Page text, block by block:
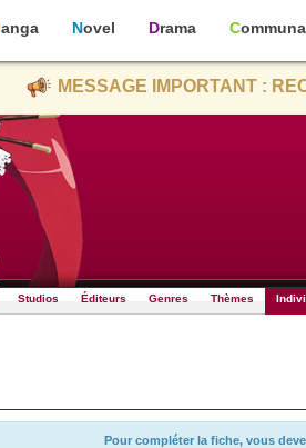
Manga Novel Drama
MESSAGE IMPORTANT :
Studios Éditeurs Genres Thèmes
Pour compléter la fiche, vous